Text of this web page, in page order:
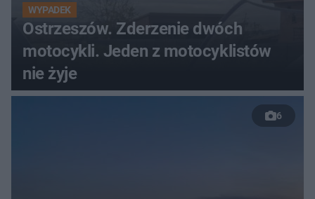
WYPADEK
Ostrzeszów. Zderzenie dwóch
motocykli. Jeden z motocyklistów
nie żyje
6